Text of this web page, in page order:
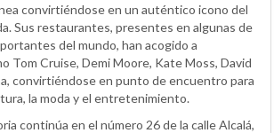
convirtiéndose en un auténtico icono del
Sus restaurantes, presentes en algunas de
del mundo, han acogido a
Tom Cruise, Demi Moore, Kate Moss, David
convirtiéndose en punto de encuentro para
la moda y el entretenimiento.
continúa en el número 26 de la calle Alcalá,